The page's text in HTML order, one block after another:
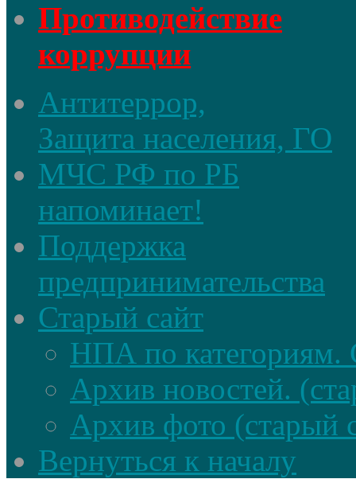
Противодействие
коррупции
Антитеррор,
Защита населения, ГО
МЧС РФ по РБ
напоминает!
Поддержка
предпринимательства
Старый сайт
НПА по категориям.
Архив новостей.
Архив фото (старый
Вернуться к началу